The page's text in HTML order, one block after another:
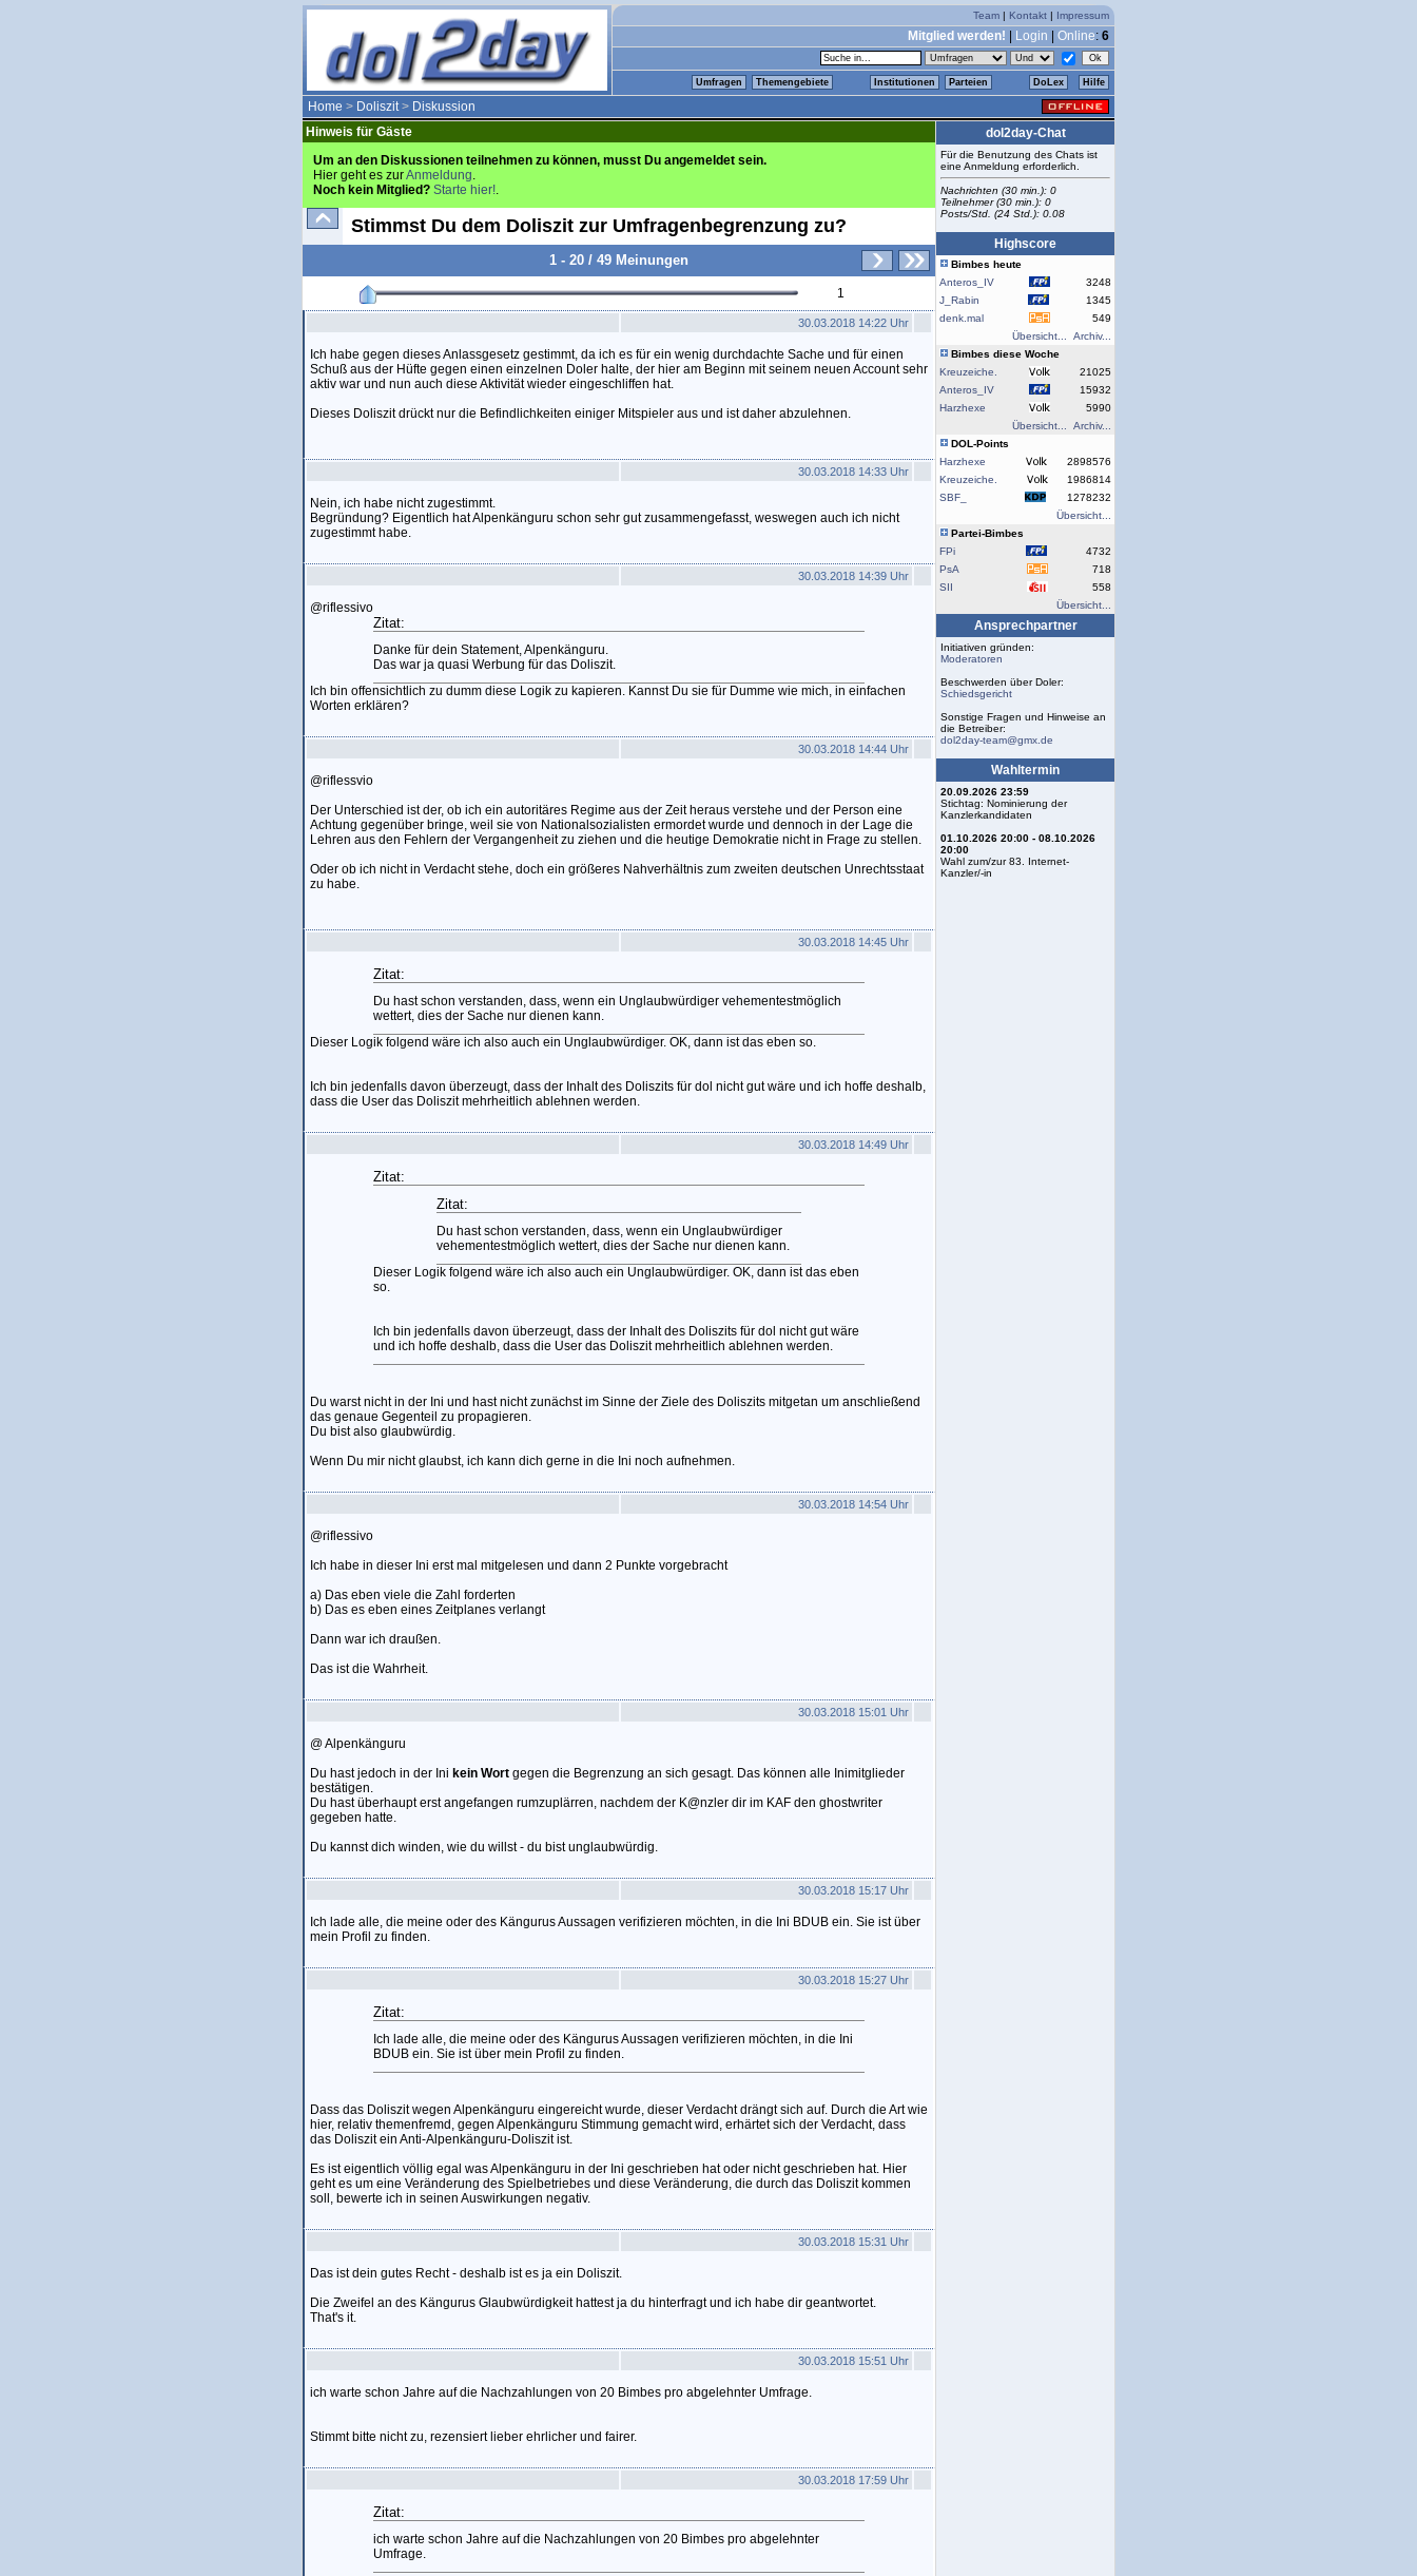
Team | Kontakt | Impressum
Mitglied werden! Login Online: 6
Umfragen Themengebiete Institutionen Parteien DoLex Hilfe
Home > Doliszit> Diskussion
Hinweis für Gäste
Um an den Diskussionen teilnehmen zu können, musst Du angemeldet sein.
Hier geht es zurAnmeldung.
Noch kein Mitglied? Starte hier!.
Stimmst Du dem Doliszit zur Umfragenbegrenzung zu?
1 - 20 / 49 Meinungen
1
30.03.2018 14:22 Uhr
Ich habe gegen dieses Anlassgesetz gestimmt, da ich es für ein wenig durchdachte Sache und für einen
Schuß aus der Hüfte gegen einen einzelnen Doler halte, der hier am Beginn mit seinem neuen Account sehr
aktiv war und nun auch diese Aktivität wieder eingeschliffen hat.
Dieses Doliszit drückt nur die Befindlichkeiten einiger Mitspieler aus und ist daher abzulehnen.
30.03.2018 14:33 Uhr
Nein, ich habe nicht zugestimmt.
Begründung? Eigentlich hat Alpenkänguru schon sehr gut zusammengefasst, weswegen auch ich nicht
zugestimmt habe.
30.03.2018 14:39 Uhr
@riflessivo
Zitat:
Danke für dein Statement, Alpenkänguru.
Das war ja quasi Werbung für das Doliszit.
Ich bin offensichtlich zu dumm diese Logik zu kapieren. Kannst Du sie für Dumme wie mich, in einfachen
Worten erklären?
30.03.2018 14:44 Uhr
@riflessvio
Der Unterschied ist der, ob ich ein autoritäres Regime aus der Zeit heraus verstehe und der Person eine
Achtung gegenüber bringe, weil sie von Nationalsozialisten ermordet wurde und dennoch in der Lage die
Lehren aus den Fehlern der Vergangenheit zu ziehen und die heutige Demokratie nicht in Frage zu stellen.
Oder ob ich nicht in Verdacht stehe, doch ein größeres Nahverhältnis zum zweiten deutschen Unrechtsstaat
zu habe.
30.03.2018 14:45 Uhr
Zitat:
Du hast schon verstanden, dass, wenn ein Unglaubwürdiger vehementestmöglich
wettert, dies der Sache nur dienen kann.
Dieser Logik folgend wäre ich also auch ein Unglaubwürdiger. OK, dann ist das eben so.
Ich bin jedenfalls davon überzeugt, dass der Inhalt des Doliszits für dol nicht gut wäre und ich hoffe deshalb,
dass die User das Doliszit mehrheitlich ablehnen werden.
30.03.2018 14:49 Uhr
Zitat:
Zitat:
Du hast schon verstanden, dass, wenn ein Unglaubwürdiger
vehementestmöglich wettert, dies der Sache nur dienen kann.
Dieser Logik folgend wäre ich also auch ein Unglaubwürdiger. OK, dann ist das eben
so.
Ich bin jedenfalls davon überzeugt, dass der Inhalt des Doliszits für dol nicht gut wäre
und ich hoffe deshalb, dass die User das Doliszit mehrheitlich ablehnen werden.
Du warst nicht in der Ini und hast nicht zunächst im Sinne der Ziele des Doliszits mitgetan um anschließend
das genaue Gegenteil zu propagieren.
Du bist also glaubwürdig.
Wenn Du mir nicht glaubst, ich kann dich gerne in die Ini noch aufnehmen.
30.03.2018 14:54 Uhr
@riflessivo
Ich habe in dieser Ini erst mal mitgelesen und dann 2 Punkte vorgebracht
a) Das eben viele die Zahl forderten
b) Das es eben eines Zeitplanes verlangt
Dann war ich draußen.
Das ist die Wahrheit.
30.03.2018 15:01 Uhr
@ Alpenkänguru
Du hast jedoch in der Ini kein Wort gegen die Begrenzung an sich gesagt. Das können alle Inimitglieder
bestätigen.
Du hast überhaupt erst angefangen rumzuplärren, nachdem der K@nzler dir im KAF den ghostwriter
gegeben hatte.
Du kannst dich winden, wie du willst - du bist unglaubwürdig.
30.03.2018 15:17 Uhr
Ich lade alle, die meine oder des Kängurus Aussagen verifizieren möchten, in die Ini BDUB ein. Sie ist über
mein Profil zu finden.
30.03.2018 15:27 Uhr
Zitat:
Ich lade alle, die meine oder des Kängurus Aussagen verifizieren möchten, in die Ini
BDUB ein. Sie ist über mein Profil zu finden.
Dass das Doliszit wegen Alpenkänguru eingereicht wurde, dieser Verdacht drängt sich auf. Durch die Art wie
hier, relativ themenfremd, gegen Alpenkänguru Stimmung gemacht wird, erhärtet sich der Verdacht, dass
das Doliszit ein Anti-Alpenkänguru-Doliszit ist.
Es ist eigentlich völlig egal was Alpenkänguru in der Ini geschrieben hat oder nicht geschrieben hat. Hier
geht es um eine Veränderung des Spielbetriebes und diese Veränderung, die durch das Doliszit kommen
soll, bewerte ich in seinen Auswirkungen negativ.
30.03.2018 15:31 Uhr
Das ist dein gutes Recht - deshalb ist es ja ein Doliszit.
Die Zweifel an des Kängurus Glaubwürdigkeit hattest ja du hinterfragt und ich habe dir geantwortet.
That's it.
30.03.2018 15:51 Uhr
ich warte schon Jahre auf die Nachzahlungen von 20 Bimbes pro abgelehnter Umfrage.
Stimmt bitte nicht zu, rezensiert lieber ehrlicher und fairer.
30.03.2018 17:59 Uhr
Zitat:
ich warte schon Jahre auf die Nachzahlungen von 20 Bimbes pro abgelehnter
Umfrage.
dol2day-Chat
Für die Benutzung des Chats ist
eine Anmeldung erforderlich.
Nachrichten (30 min.): 0
Teilnehmer (30 min.): 0
Posts/Std. (24 Std.): 0.08
Highscore
Bimbes heute
Anteros_IV
3248
J_Rabin
1345
denk.mal
549
Übersicht...
Archiv...
Bimbes diese Woche
Kreuzeiche.
21025
Anteros_IV
15932
Harzhexe
5990
Übersicht...
Archiv...
DOL-Points
Harzhexe
2898576
Kreuzeiche.
1986814
SBF_
1278232
Übersicht...
Partei-Bimbes
FPi
4732
PsA
718
SII
558
Übersicht...
Ansprechpartner
Initiativen gründen:
Moderatoren
Beschwerden über Doler:
Schiedsgericht
Sonstige Fragen und Hinweise an
die Betreiber:
dol2day-team@gmx.de
Wahltermin
20.09.2026 23:59
Stichtag: Nominierung der
Kanzlerkandidaten
01.10.2026 20:00 - 08.10.2026
20:00
Wahl zum/zur 83. Internet-
Kanzler/-in